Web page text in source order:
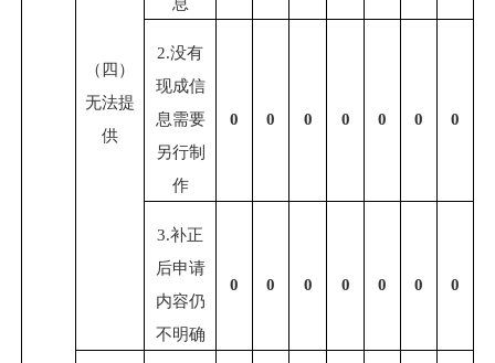
（四）
无法提
供
2.没有
现成信
息需要
另行制
作
0 0 0 0 0 0 0
3.补正
后申请
内容仍
不明确
0 0 0 0 0 0 0